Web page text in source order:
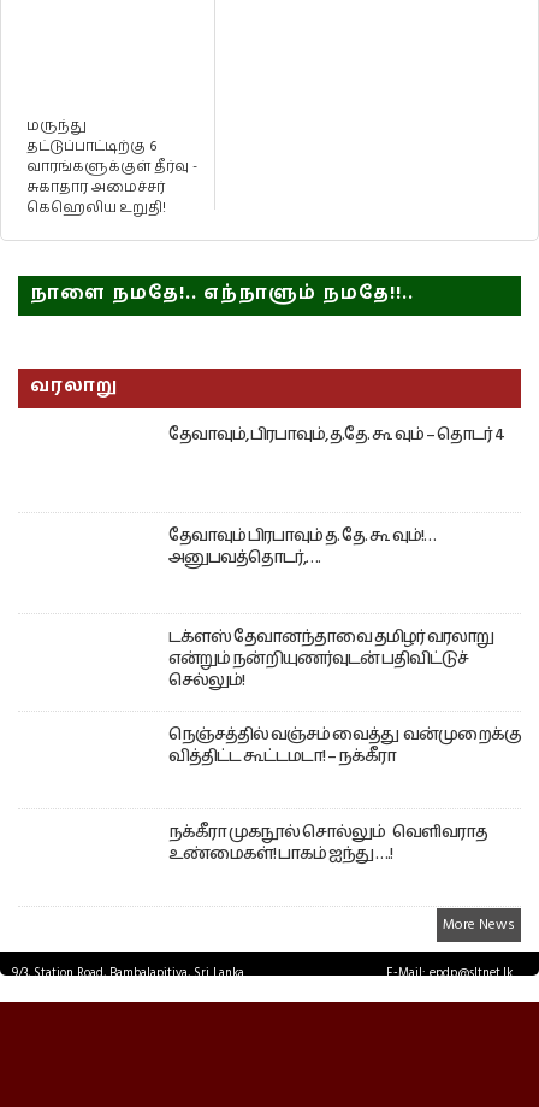
மருந்து
தட்டுப்பாட்டிற்கு 6
வாரங்களுக்குள் தீர்வு -
சுகாதார அமைச்சர்
கெஹெலிய உறுதி!
நாளை நமதே!.. எந்நாளும் நமதே!!..
வரலாறு
தேவாவும், பிரபாவும், த.தே. கூ வும் – தொடர் 4
தேவாவும் பிரபாவும் த. தே. கூ வும்!…
அனுபவத்தொடர்,….
டக்ளஸ் தேவானந்தாவை தமிழர் வரலாறு
என்றும் நன்றியுணர்வுடன் பதிவிட்டுச்
செல்லும்!
நெஞ்சத்தில் வஞ்சம் வைத்து வன்முறைக்கு
வித்திட்ட கூட்டமடா! – நக்கீரா
நக்கீரா முகநூல் சொல்லும் வெளிவராத
உண்மைகள்! பாகம் ஐந்து ….!
More News
9/3, Station Road, Bambalapitiya, Sri Lanka.
E-Mail: epdp@sltnet.lk